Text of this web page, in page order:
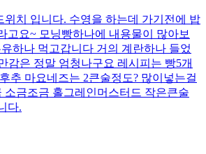
위치 입니다. 수영을 하는데 가기전에 밥
고요~ 모닝빵하나에 내용물이 많아보
하나 먹고갑니다 거의 계란하나 들었
감은 정말 엄청나구요 레시피는 빵5개
추 마요네즈는 2큰술정도? 많이넣는걸
소금조금 홀그레인머스터드 작은큰술
다.